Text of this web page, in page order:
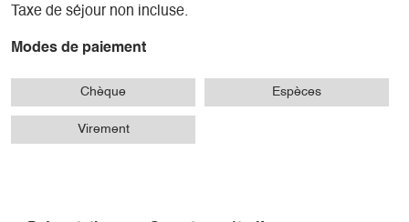
Taxe de séjour non incluse.
Modes de paiement
Chèque Espèces
Virement